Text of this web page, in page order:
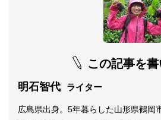
この記事を書
明石智代 ライター
広島県出身。5年暮らした山形県鶴岡